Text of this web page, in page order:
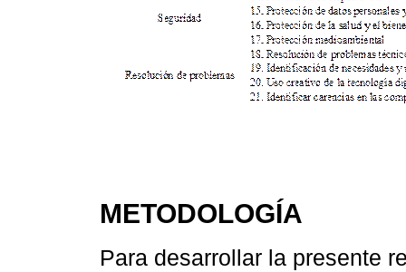
METODOLOGÍA
Para desarrollar la presente